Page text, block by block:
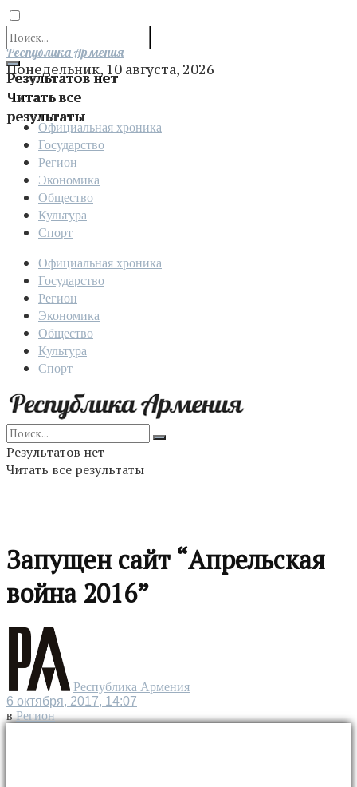
Результатов нет
Читать все
результаты
Отправить
Республика Армения
Понедельник, 10 августа, 2026
Официальная хроника
Государство
Регион
Экономика
Общество
Культура
Спорт
Официальная хроника
Государство
Регион
Экономика
Общество
Культура
Спорт
Результатов нет
Читать все результаты
Запущен сайт “Апрельская
война 2016”
Республика Армения
6 октября, 2017, 14:07
в Регион